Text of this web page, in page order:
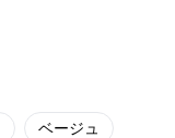
ベージュ